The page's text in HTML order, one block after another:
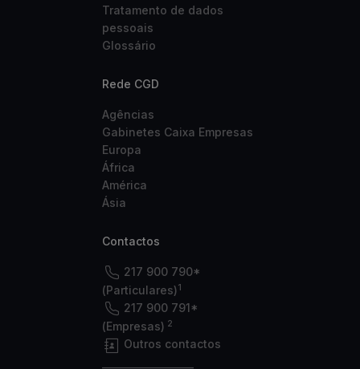
Tratamento de dados
pessoais
Glossário
Rede CGD
Agências
Gabinetes Caixa Empresas
Europa
África
América
Ásia
Contactos
217 900 790*
(Particulares)1
217 900 791*
(Empresas) 2
Outros contactos